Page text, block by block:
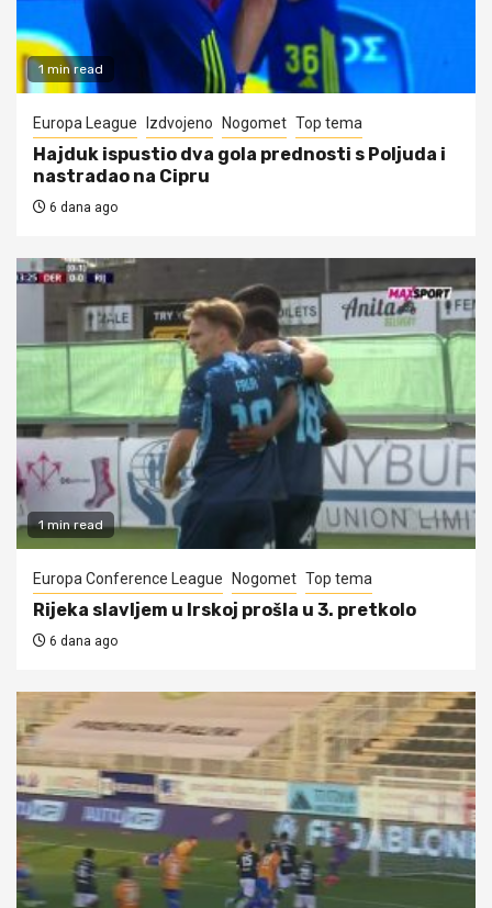
1 min read
Europa League Izdvojeno Nogomet Top tema
Hajduk ispustio dva gola prednosti s Poljuda i
nastradao na Cipru
6 dana ago
1 min read
Europa Conference League Nogomet Top tema
Rijeka slavljem u Irskoj prošla u 3. pretkolo
6 dana ago